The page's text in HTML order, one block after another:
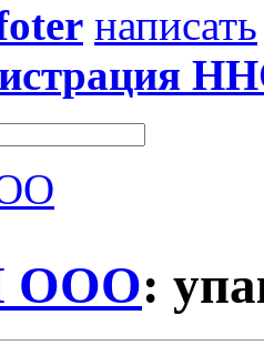
написать
ООО: